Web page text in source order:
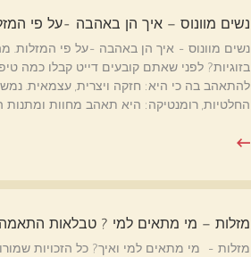
נשים מוונוס – איך הן באהבה -על פי
נשים מוונוס - איך הן באהבה -על פי
בזוגיות? לפני שאתם קובעים דייט קבלו כמה
להתאהב בה כי היא: חזקה ויצרית, עצמאית.
החלטיות, רומנטיקה: היא תאהב מחוות
מזלות – מי מתאים למי ? טבלאות התאמה